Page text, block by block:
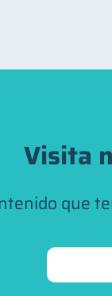
Visita
que